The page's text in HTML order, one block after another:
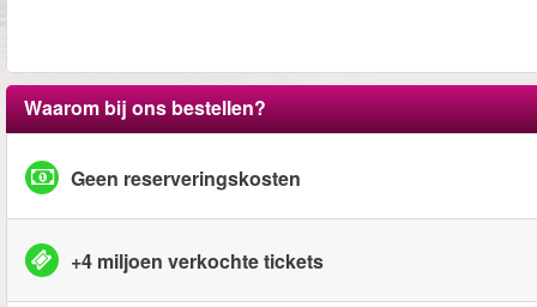
Waarom bij ons bestellen?
Geen reserveringskosten
+4 miljoen verkochte tickets